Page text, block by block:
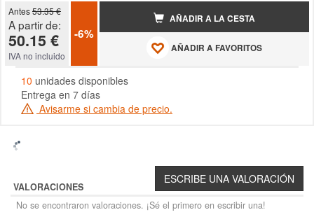
Antes53.35 €
A partir de:
50.15 €
IVA no incluido
-6%
AÑADIR A LA CESTA
AÑADIR A FAVORITOS
10 unidades disponibles
Entrega en 7 días
Avisarme si cambia de precio.
VALORACIONES
No se encontraron valoraciones. ¡Sé el primero en escribir una!